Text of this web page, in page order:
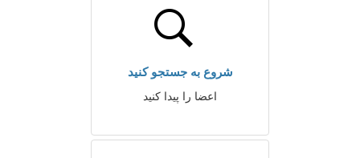
شروع به جستجو کنید
اعضا را پیدا کنید